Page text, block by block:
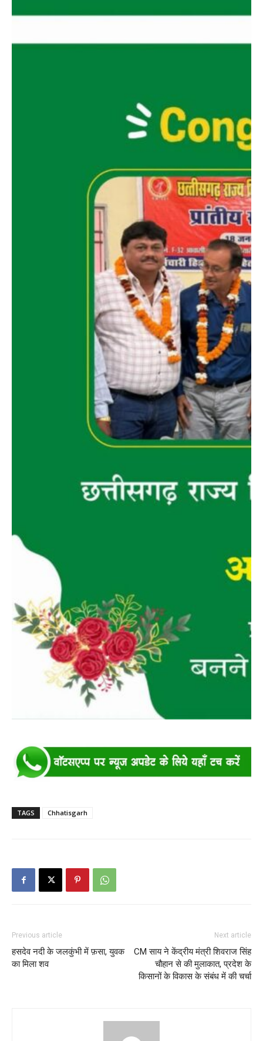
TAGS Chhatisgarh
Previous article
हसदेव नदी के जलकुंभी में फ़सा, युवक
का मिला शव
Next article
CM साय ने केंद्रीय मंत्री शिवराज सिंह
चौहान से की मुलाकात, प्रदेश के
किसानों के विकास के संबंध में की चर्चा